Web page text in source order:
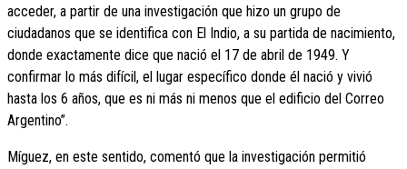
acceder, a partir de una investigación que hizo un grupo de
ciudadanos que se identifica con El Indio, a su partida de nacimiento,
donde exactamente dice que nació el 17 de abril de 1949. Y
confirmar lo más difícil, el lugar específico donde él nació y vivió
hasta los 6 años, que es ni más ni menos que el edificio del Correo
Argentino”.
Míguez, en este sentido, comentó que la investigación permitió